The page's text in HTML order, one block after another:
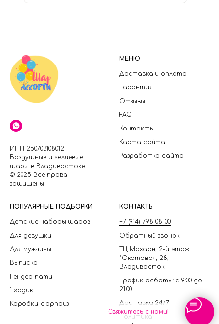
Свяжитесь с нами!
ИНН 250703108012
Воздушные и гелиевые
шары в Владивостоке
© 2025 Все права
защищены
МЕНЮ
Доставка и оплата
Гарантия
Отзывы
FAQ
Контакты
Карта сайта
Разработка сайта
ПОПУЛЯРНЫЕ ПОДБОРКИ
Детские наборы шаров
Для девушки
Для мужчины
Выписка
Гендер пати
1 годик
Коробки-сюрприз
КОНТАКТЫ
+7 (914) 798-08-00
Обратный звонок
ТЦ Махаон, 2-й этаж
*Окатовая, 28,
Владивосток
График работы: с 9:00 до
21:00
Доставка 24/7
Политика